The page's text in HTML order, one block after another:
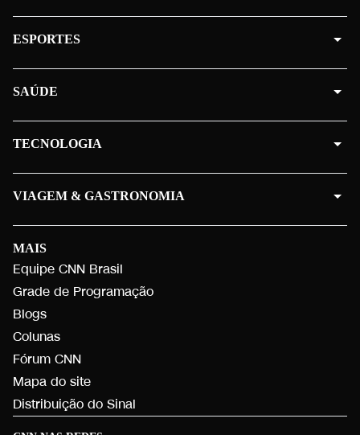
MAIS
Equipe CNN Brasil
Grade de Programação
Blogs
Colunas
Fórum CNN
Mapa do site
Distribuição do Sinal
ESPORTES
SAÚDE
TECNOLOGIA
VIAGEM & GASTRONOMIA